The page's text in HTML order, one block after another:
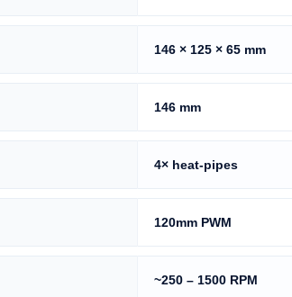
146 × 125 × 65 mm
146 mm
4× heat-pipes
120mm PWM
~250 – 1500 RPM